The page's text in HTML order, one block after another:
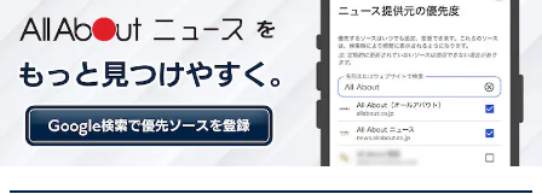
から夜遅くの利用まで幅広く対応しており、利便性
が高い。